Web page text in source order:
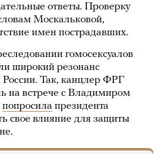
ответы. Проверку
Москальковой,
имен пострадавших.
гомосексуалов
широкий резонанс
Так, канцлер ФРГ
на встрече с Владимиром
попросила президента
свое влияние для защиты